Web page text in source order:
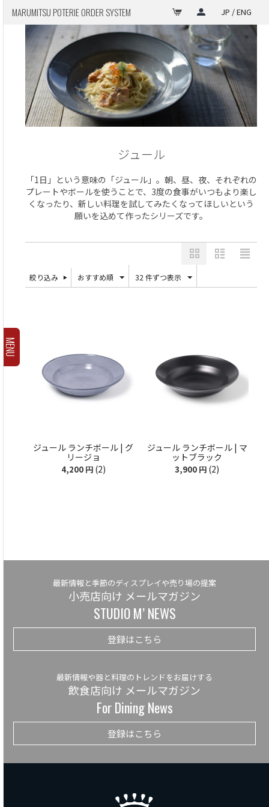
MARUMITSU POTERIE ORDER SYSTEM JP / ENG
MENU
ジュール
「1日」という意味の「ジュール」。朝、昼、夜、それぞれの
プレートやボールを使うことで、3度の食事がいつもより楽し
くなったり、新しい料理を試してみたくなってほしいという
願いを込めて作ったシリーズです。
絞り込み おすすめ順 32 件ずつ表示
ジュール ランチボール | グ
リージョ
4,200 円 (2)
ジュール ランチボール | マ
ットブラック
3,900 円 (2)
最新情報と季節のディスプレイや売り場の提案
小売店向け メールマガジン
STUDIO M’ NEWS
登録はこちら
最新情報や器と料理のトレンドをお届けする
飲食店向け メールマガジン
For Dining News
登録はこちら